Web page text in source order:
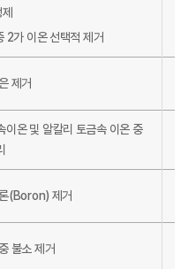
2가 이온 선택적 제거
제거
이온 및 알칼리 토금속 이온 중
(Boron) 제거
불소 제거